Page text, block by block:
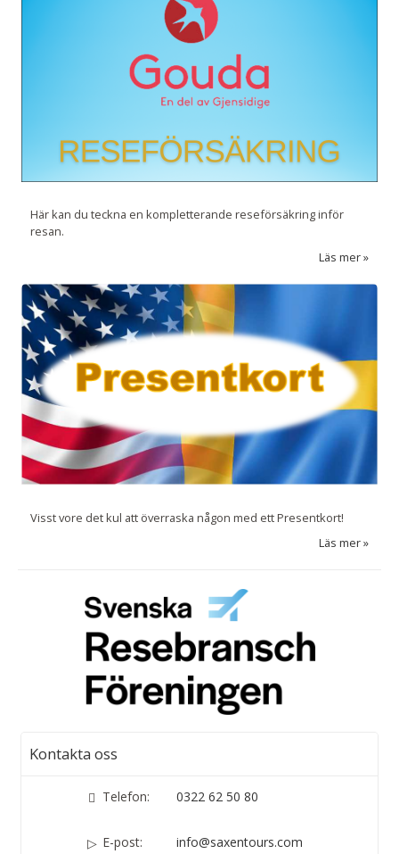
Här kan du teckna en kompletterande reseförsäkring inför
resan.
Läs mer
Visst vore det kul att överraska någon med ett Presentkort!
Läs mer
Kontakta oss
Telefon: 0322 62 50 80
E-post: info@saxentours.com